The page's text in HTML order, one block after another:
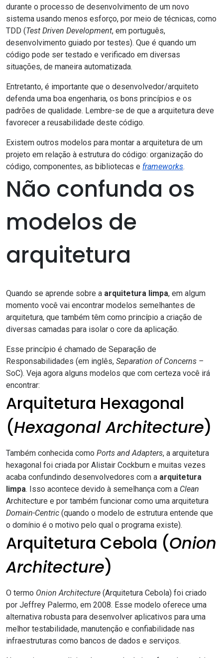
durante o processo de desenvolvimento de um novo
sistema usando menos esforço, por meio de técnicas, como
TDD (Test Driven Development, em português,
desenvolvimento guiado por testes). Que é quando um
código pode ser testado e verificado em diversas
situações, de maneira automatizada.
Entretanto, é importante que o desenvolvedor/arquiteto
defenda uma boa engenharia, os bons princípios e os
padrões de qualidade. Lembre-se de que a arquitetura deve
favorecer a reusabilidade deste código.
Existem outros modelos para montar a arquitetura de um
projeto em relação à estrutura do código: organização do
código, componentes, as bibliotecas e frameworks.
Não confunda os
modelos de
arquitetura
Quando se aprende sobre a arquitetura limpa, em algum
momento você vai encontrar modelos semelhantes de
arquitetura, que também têm como princípio a criação de
diversas camadas para isolar o core da aplicação.
Esse princípio é chamado de Separação de
Responsabilidades (em inglês, Separation of Concerns –
SoC). Veja agora alguns modelos que com certeza você irá
encontrar:
Arquitetura Hexagonal
(Hexagonal Architecture)
Também conhecida como Ports and Adapters, a arquitetura
hexagonal foi criada por Alistair Cockburn e muitas vezes
acaba confundindo desenvolvedores com a arquitetura
limpa. Isso acontece devido à semelhança com a Clean
Architecture e por também funcionar como uma arquitetura
Domain-Centric (quando o modelo de estrutura entende que
o domínio é o motivo pelo qual o programa existe).
Arquitetura Cebola (Onion
Architecture)
O termo Onion Architecture (Arquitetura Cebola) foi criado
por Jeffrey Palermo, em 2008. Esse modelo oferece uma
alternativa robusta para desenvolver aplicativos para uma
melhor testabilidade, manutenção e confiabilidade nas
infraestruturas como bancos de dados e serviços.